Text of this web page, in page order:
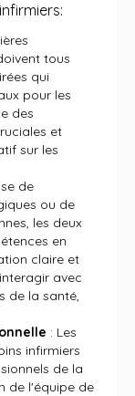
tous
qui
pour les
des
et
sur les
de
ou de
les deux
en
claire et
avec
de la santé,
: Les
infirmiers
de la
de l'équipe de